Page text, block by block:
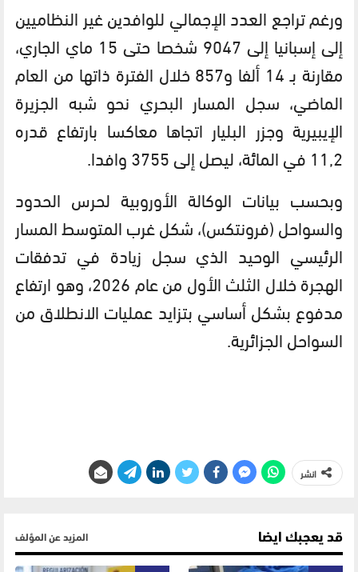
ورغم تراجع العدد الإجمالي للوافدين غير النظاميين
إلى إسبانيا إلى 9047 شخصا حتى 15 ماي الجاري،
مقارنة بـ 14 ألفا و857 خلال الفترة ذاتها من العام
الماضي، سجل المسار البحري نحو شبه الجزيرة
الإيبيرية وجزر البليار اتجاها معاكسا بارتفاع قدره
11,2 في المائة، ليصل إلى 3755 وافدا.
وبحسب بيانات الوكالة الأوروبية لحرس الحدود
والسواحل (فرونتكس)، شكل غرب المتوسط المسار
الرئيسي الوحيد الذي سجل زيادة في تدفقات
الهجرة خلال الثلث الأول من عام 2026، وهو ارتفاع
مدفوع بشكل أساسي بتزايد عمليات الانطلاق من
السواحل الجزائرية.
انشر
قد يعجبك ايضا المزيد عن المؤلف